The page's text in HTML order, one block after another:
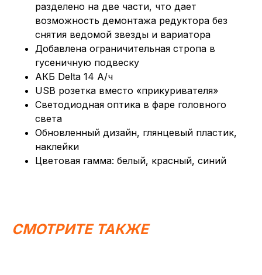
разделено на две части, что дает
возможность демонтажа редуктора без
снятия ведомой звезды и вариатора
Добавлена ограничительная стропа в
гусеничную подвеску
АКБ Delta 14 А/ч
USB розетка вместо «прикуривателя»
Светодиодная оптика в фаре головного
света
Обновленный дизайн, глянцевый пластик,
наклейки
Цветовая гамма: белый, красный, синий
СМОТРИТЕ ТАКЖЕ